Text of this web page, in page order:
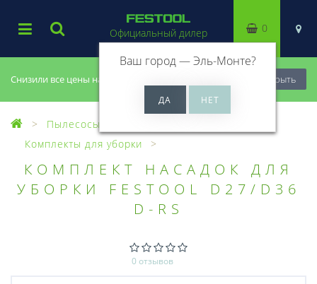
Снизили все цены на 20%, успей купить! Закрыть
Официальный дилер
Ваш город —Эль-Монте?
0
Пылесосы
Комплекты для уборки
КОМПЛЕКТ НАСАДОК ДЛЯ
УБОРКИ FESTOOL D27/D36
D-RS
0 отзывов